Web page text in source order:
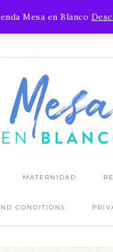
Mesa en Blanco
MI ÚLTIMO POST? IR
MATERNIDAD
CONDITIONS